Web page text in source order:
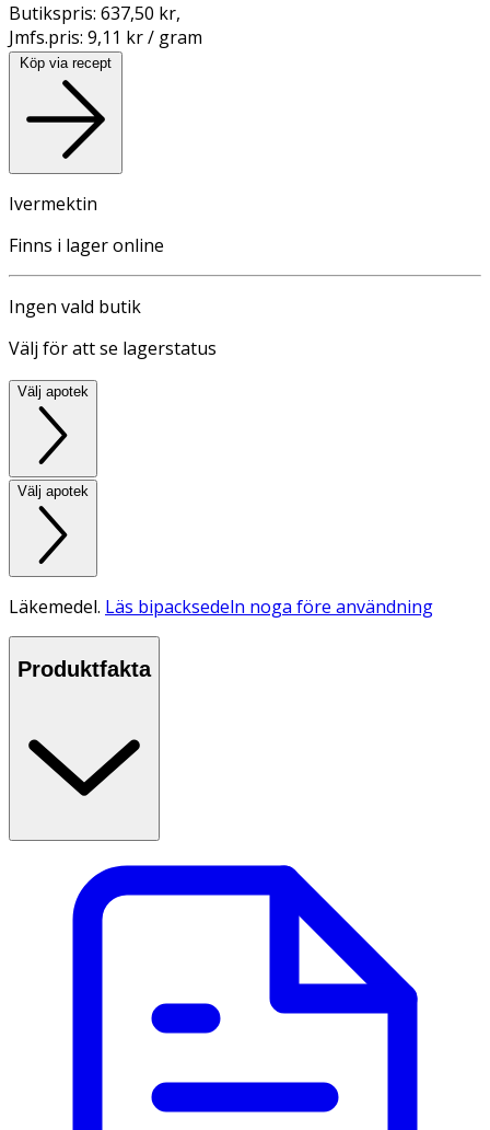
Butikspris: 637,50 kr,
Jmfs.pris: 9,11 kr / gram
Köp via recept
Ivermektin
Finns i lager online
Ingen vald butik
Välj för att se lagerstatus
Välj apotek
Välj apotek
Läkemedel. Läs bipacksedeln noga före användning
Produktfakta